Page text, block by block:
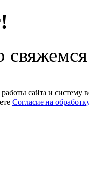
сайта и систему
Согласие на